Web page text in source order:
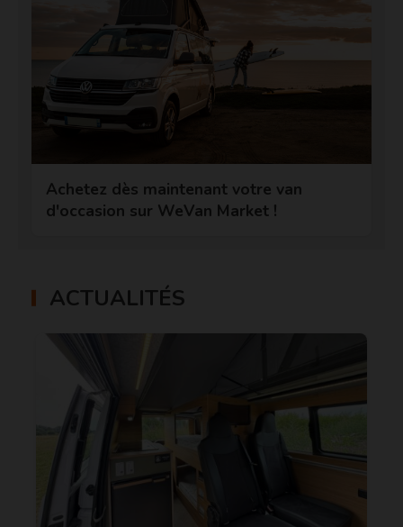
Achetez dès maintenant votre van
d'occasion sur WeVan Market !
ACTUALITÉS